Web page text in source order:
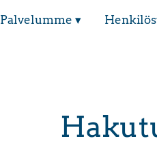
Palvelumme ▾